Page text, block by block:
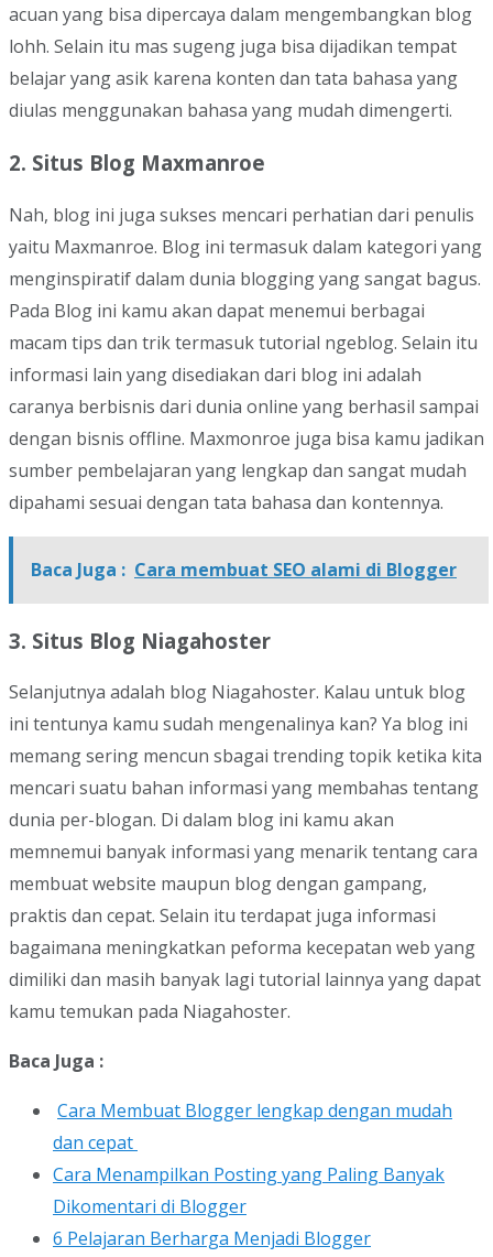
acuan yang bisa dipercaya dalam mengembangkan blog
lohh. Selain itu mas sugeng juga bisa dijadikan tempat
belajar yang asik karena konten dan tata bahasa yang
diulas menggunakan bahasa yang mudah dimengerti.
2. Situs Blog Maxmanroe
Nah, blog ini juga sukses mencari perhatian dari penulis
yaitu Maxmanroe. Blog ini termasuk dalam kategori yang
menginspiratif dalam dunia blogging yang sangat bagus.
Pada Blog ini kamu akan dapat menemui berbagai
macam tips dan trik termasuk tutorial ngeblog. Selain itu
informasi lain yang disediakan dari blog ini adalah
caranya berbisnis dari dunia online yang berhasil sampai
dengan bisnis offline. Maxmonroe juga bisa kamu jadikan
sumber pembelajaran yang lengkap dan sangat mudah
dipahami sesuai dengan tata bahasa dan kontennya.
Baca Juga : Cara membuat SEO alami di Blogger
3. Situs Blog Niagahoster
Selanjutnya adalah blog Niagahoster. Kalau untuk blog
ini tentunya kamu sudah mengenalinya kan? Ya blog ini
memang sering mencun sbagai trending topik ketika kita
mencari suatu bahan informasi yang membahas tentang
dunia per-blogan. Di dalam blog ini kamu akan
memnemui banyak informasi yang menarik tentang cara
membuat website maupun blog dengan gampang,
praktis dan cepat. Selain itu terdapat juga informasi
bagaimana meningkatkan peforma kecepatan web yang
dimiliki dan masih banyak lagi tutorial lainnya yang dapat
kamu temukan pada Niagahoster.
Baca Juga :
Cara Membuat Blogger lengkap dengan mudah
dan cepat
Cara Menampilkan Posting yang Paling Banyak
Dikomentari di Blogger
6 Pelajaran Berharga Menjadi Blogger